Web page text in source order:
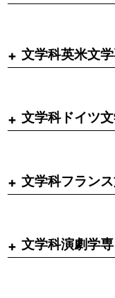
文学科英米文
文学科ドイツ
文学科フラン
文学科演劇学